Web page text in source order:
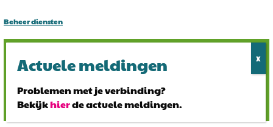
Beheer diensten
Bekijk voorkeuren
Problemen met je verbinding?
Bekijkhierde actuele meldingen.